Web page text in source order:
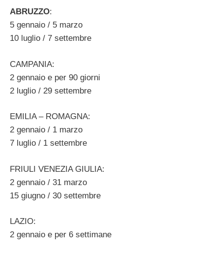
ABRUZZO:
5 gennaio / 5 marzo
10 luglio / 7 settembre
CAMPANIA:
2 gennaio e per 90 giorni
2 luglio / 29 settembre
EMILIA – ROMAGNA:
2 gennaio / 1 marzo
7 luglio / 1 settembre
FRIULI VENEZIA GIULIA:
2 gennaio / 31 marzo
15 giugno / 30 settembre
LAZIO:
2 gennaio e per 6 settimane